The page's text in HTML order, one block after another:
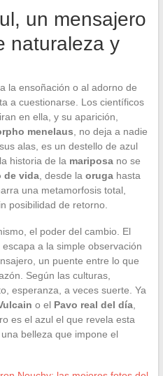
un mensajero
naturaleza y
la ensoñación o al adorno de
a cuestionarse. Los científicos
en ella, y su aparición,
menelaus , no deja a nadie
alas, es un destello de azul
historia de la mariposano se
de vida, desde la orugahasta
una metamorfosis total,
posibilidad de retorno.
el poder del cambio. El
a la simple observación
un puente entre lo que
Según las culturas,
esperanza, a veces suerte. Ya
o el Pavo real del día,
es el azul el que revela esta
belleza que impone el